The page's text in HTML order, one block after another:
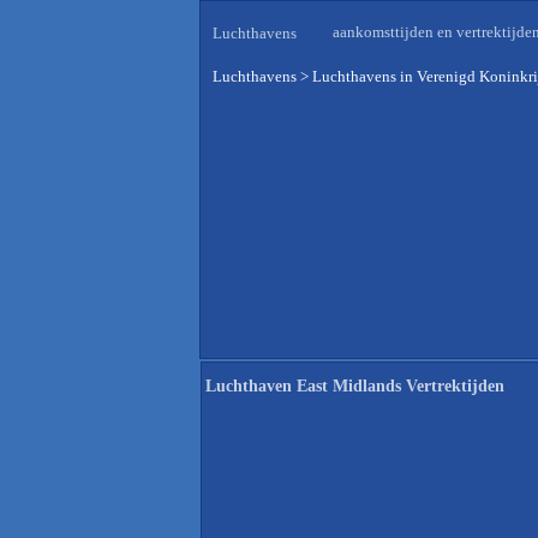
Luchthavens aankomsttijden en vertrektijden
Luchthavens > Luchthavens in Verenigd
Luchthaven East Midlands Vertrektijden